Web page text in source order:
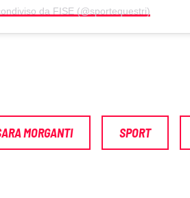
da FISE (@sportequestri)
MORGANTI SPORT